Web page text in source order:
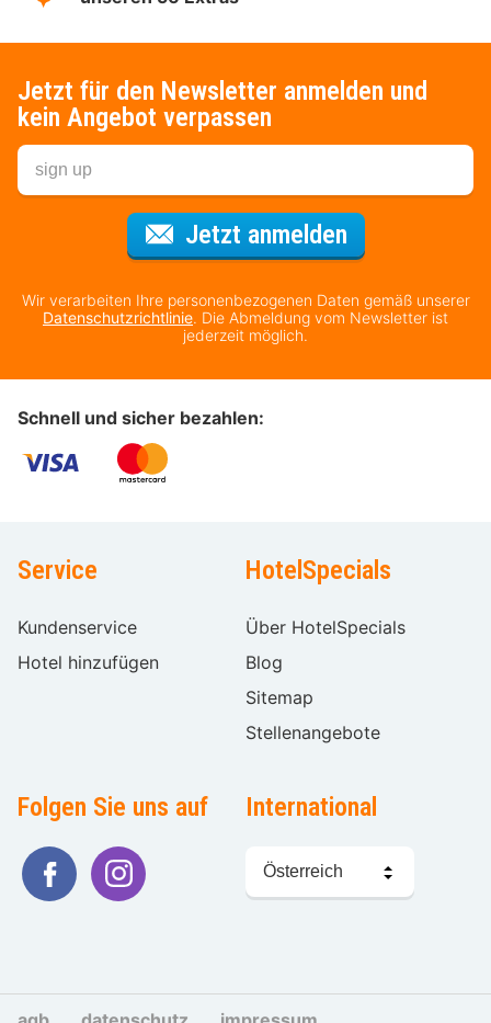
Jetzt für den Newsletter anmelden und
kein Angebot verpassen
Jetzt anmeldenFür den
Wir verarbeiten Ihre personenbezogenen Daten gemäß unserer
Datenschutzrichtlinie. Die Abmeldung vom Newsletter ist
jederzeit möglich.
Schnell und sicher bezahlen:
Service
Kundenservice
Hotel hinzufügen
HotelSpecials
Über HotelSpecials
Blog
Sitemap
Stellenangebote
Folgen Sie uns auf International
Sprache
wählen